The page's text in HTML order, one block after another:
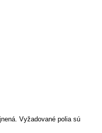
Vyžadované polia sú